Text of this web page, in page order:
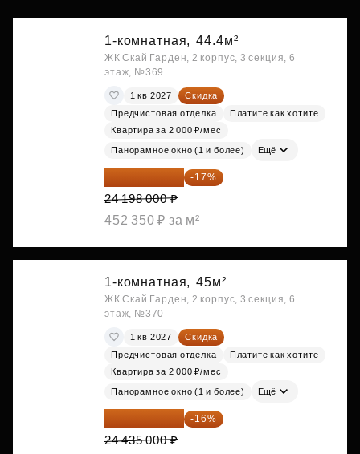
1-комнатная, 44.4м²
ЖК Скай Гарден, 2 корпус, 3 секция, 6
этаж, №369
1 кв 2027
Скидка
Предчистовая отделка
Платите как хотите
Квартира за 2 000 ₽/мес
Панорамное окно (1 и более) Ещё
20 084 340 ₽ -17%
24 198 000 ₽
452 350 ₽ за м²
1-комнатная, 45м²
ЖК Скай Гарден, 2 корпус, 3 секция, 6
этаж, №370
1 кв 2027
Скидка
Предчистовая отделка
Платите как хотите
Квартира за 2 000 ₽/мес
Панорамное окно (1 и более) Ещё
20 525 400 ₽ -16%
24 435 000 ₽